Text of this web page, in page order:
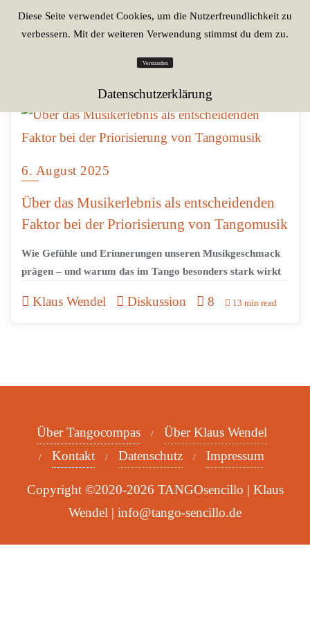
6. August 2025
Über das Musikerlebnis als entscheidenden
Faktor bei der Priorisierung von Tangomusik
Wie Gefühle und Erinnerungen unseren Musikgeschmack
prägen – und warum das im Tango besonders stark wirkt
Klaus Wendel Diskussion 8 13 min read
Über Tangocompas
Über Klaus Wendel
Kontakt
Datenschutz Impressum
Copyright ©2020-2026 TANGOsencillo | Klaus
Wendel | info@tango-sencillo.de
Diese Seite verwendet Cookies, um die Nutzerfreundlichkeit zu
verbessern. Mit der weiteren Verwendung stimmst du dem zu.
Verstanden
Datenschutzerklärung